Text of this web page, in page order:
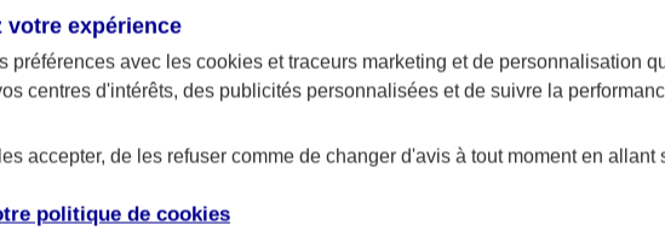
votre expérience
préférences avec les cookies et traceurs marketing et de personnalisation
centres d'intérêts, des publicités personnalisées et de suivre la
accepter, de les refuser comme de changer d'avis à tout moment en allant
politique de cookies